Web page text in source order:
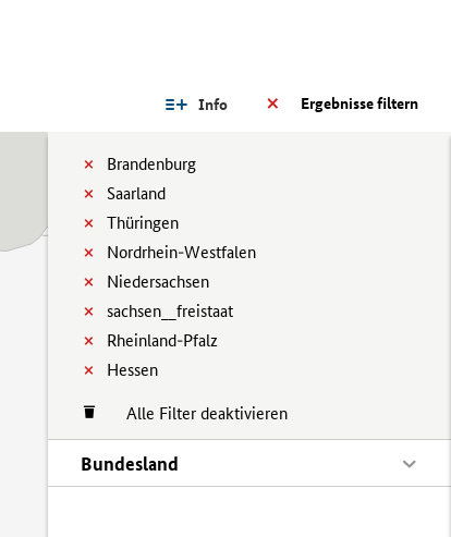
Ergebnisse filtern
Info
Brandenburg
Saarland
Thüringen
Nordrhein-Westfalen
Niedersachsen
sachsen__freistaat
Rheinland-Pfalz
Hessen
Alle Filter deaktivieren
Bundesland